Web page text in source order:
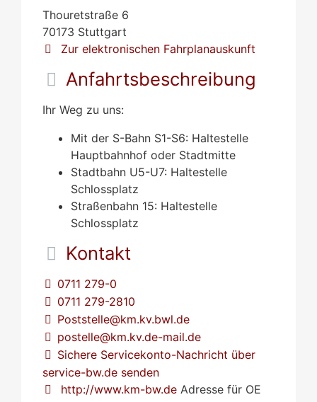
Thouretstraße 6
70173 Stuttgart
Zur elektronischen Fahrplanauskunft
Anfahrtsbeschreibung
Ihr Weg zu uns:
Mit der S-Bahn S1-S6: Haltestelle
Hauptbahnhof oder Stadtmitte
Stadtbahn U5-U7: Haltestelle
Schlossplatz
Straßenbahn 15: Haltestelle
Schlossplatz
Kontakt
0711 279-0
0711 279-2810
Poststelle@km.kv.bwl.de
postelle@km.kv.de-mail.de
Sichere Servicekonto-Nachricht über
service-bw.de senden
http://www.km-bw.de Adresse für OE